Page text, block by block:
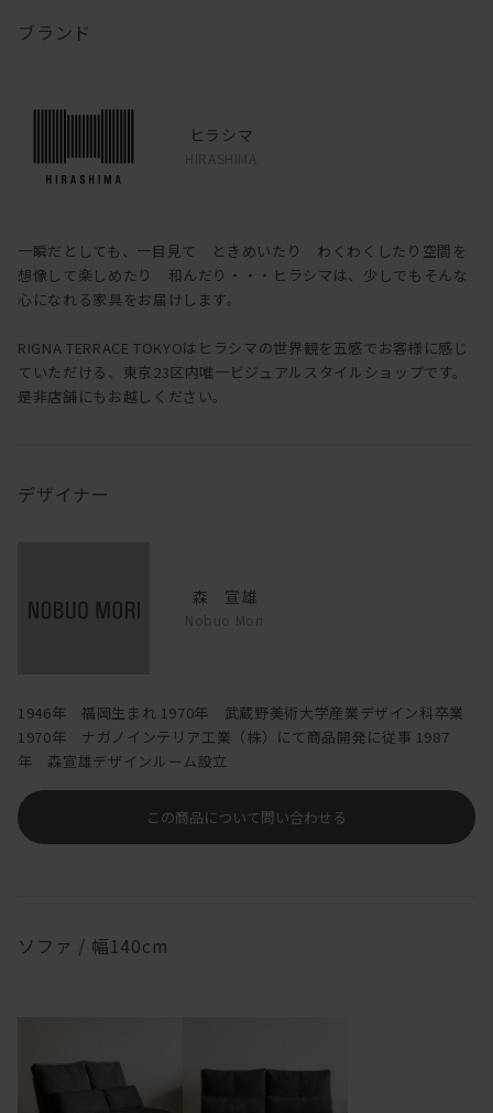
この商品について問い合わせる
合わせやすい一台となっています。
ブランド
ヒラシマ
HIRASHIMA
一瞬だとしても、一目見て ときめいたり わくわくしたり空間を
想像して楽しめたり 和んだり・・・ヒラシマは、少しでもそんな
心になれる家具をお届けします。
RIGNA TERRACE TOKYOはヒラシマの世界観を五感でお客様に感じ
ていただける、東京23区内唯一ビジュアルスタイルショップです。
是非店舗にもお越しください。
デザイナー
森 宣雄
Nobuo Mori
1946年 福岡生まれ 1970年 武蔵野美術大学産業デザイン科卒業
1970年 ナガノインテリア工業（株）にて商品開発に従事 1987
年 森宣雄デザインルーム設立
ソファ / 幅140cm